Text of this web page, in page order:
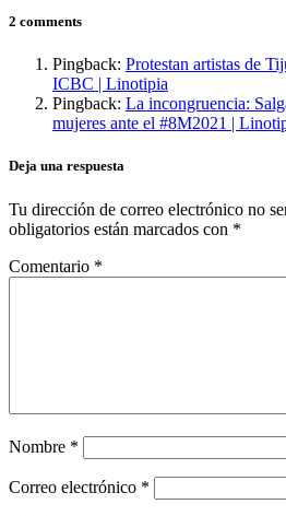
2 comments
Pingback: Protestan artistas de
ICBC | Linotipia
Pingback: La incongruencia:
mujeres ante el #8M2021 |
Deja una respuesta
Tu dirección de correo electrónico no
obligatorios están marcados con *
Comentario *
Nombre *
Correo electrónico *